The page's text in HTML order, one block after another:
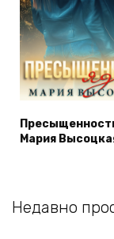
Мария
Недавно